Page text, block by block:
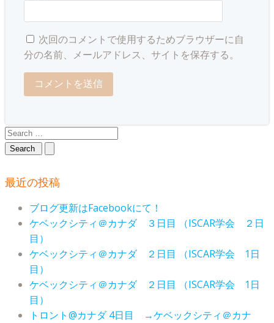
次回のコメントで使用するためブラウザーに自
分の名前、メールアドレス、サイトを保存する。
Search
for:
最近の投稿
ブログ更新はFacebookにて！
ケベックシティ＠カナダ ３日目 （ISCAR学会 ２日
目）
ケベックシティ＠カナダ ２日目 （ISCAR学会 1日
目）
ケベックシティ＠カナダ ２日目 （ISCAR学会 1日
目）
トロント@カナダ 4日目 →ケベックシティ＠カナ